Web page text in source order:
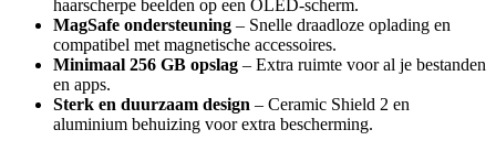
haarscherpe beelden op een OLED-scherm.
MagSafe ondersteuning – Snelle draadloze oplading en
compatibel met magnetische accessoires.
Minimaal 256 GB opslag – Extra ruimte voor al je bestanden
en apps.
Sterk en duurzaam design – Ceramic Shield 2 en
aluminium behuizing voor extra bescherming.